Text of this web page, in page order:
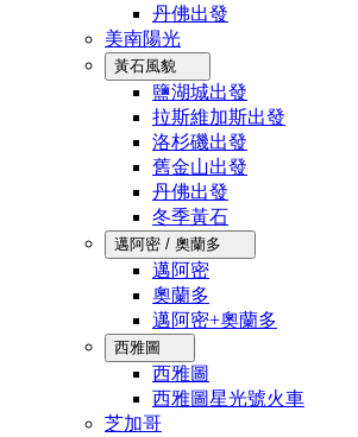
丹佛出發
美南陽光
黃石風貌
鹽湖城出發
拉斯維加斯出發
洛杉磯出發
舊金山出發
丹佛出發
冬季黃石
邁阿密 / 奧蘭多
邁阿密
奧蘭多
邁阿密+奧蘭多
西雅圖
西雅圖
西雅圖星光號火車
芝加哥